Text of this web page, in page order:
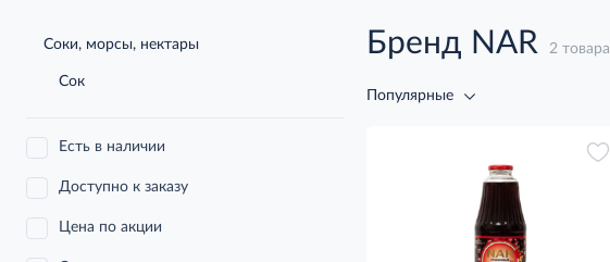
Соки, морсы, нектары
Сок
Есть в наличии
Доступно к заказу
Цена по акции
Бренд NAR 2 товара
Популярные